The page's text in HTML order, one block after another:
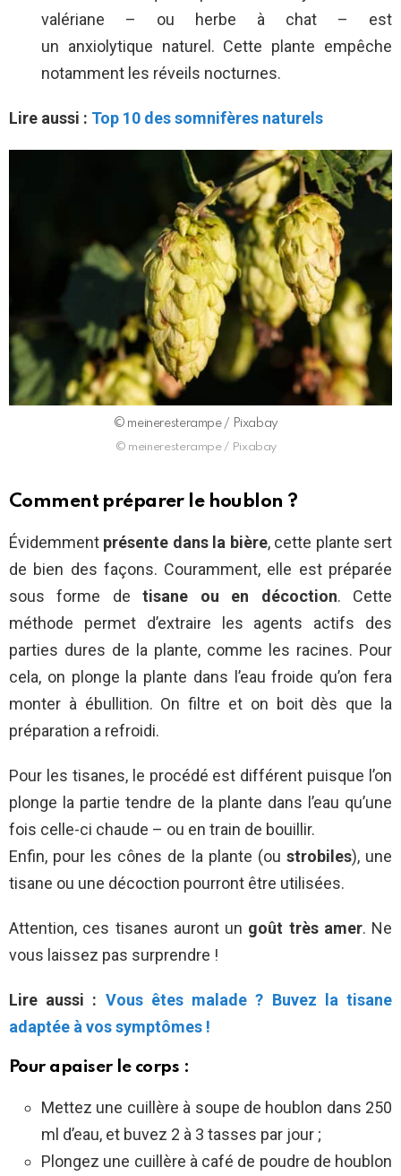
valériane – ou herbe à chat – est
un anxiolytique naturel. Cette plante empêche
notamment les réveils nocturnes.
Lire aussi : Top 10 des somnifères naturels
©️ meineresterampe / Pixabay
©️ meineresterampe / Pixabay
Comment préparer le houblon ?
Évidemment présente dans la bière, cette plante sert
de bien des façons. Couramment, elle est préparée
sous forme detisane ou en décoction. Cette
méthode permet d’extraire les agents actifs des
parties dures de la plante, comme les racines. Pour
cela, on plonge la plante dans l’eau froide qu’on fera
monter à ébullition. On filtre et on boit dès que la
préparation a refroidi.
Pour les tisanes, le procédé est différent puisque l’on
plonge la partie tendre de la plante dans l’eau qu’une
fois celle-ci chaude – ou en train de bouillir.
Enfin, pour les cônes de la plante (ou strobiles), une
tisane ou une décoction pourront être utilisées.
Attention, ces tisanes auront un goût très amer. Ne
vous laissez pas surprendre !
Lire aussi : Vous êtes malade ? Buvez la tisane
adaptée à vos symptômes !
Pour apaiser le corps :
Mettez une cuillère à soupe de houblon dans 250
ml d’eau, et buvez 2 à 3 tasses par jour ;
Plongez une cuillère à café de poudre de houblon